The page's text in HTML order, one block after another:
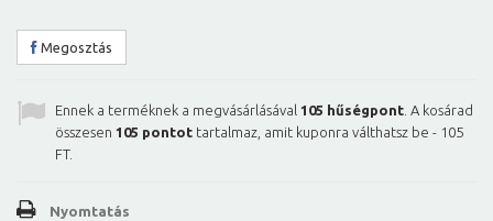
Megosztás
Ennek a terméknek a megvásárlásával 105 hűségpont . A kosárad
összesen 105 pontot tartalmaz, amit kuponra válthatsz be - 105
FT.
Nyomtatás